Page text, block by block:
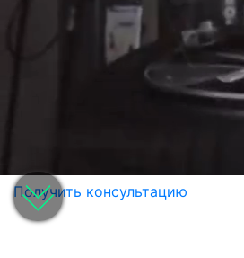
Получить консультацию